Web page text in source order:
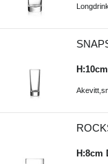
H:8cm